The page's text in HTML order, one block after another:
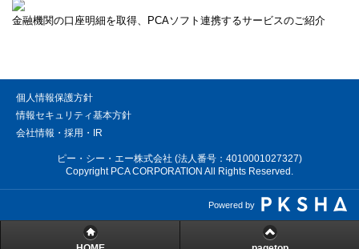
金融機関の口座明細を取得、PCAソフト連携するサービスのご紹介
個人情報保護方針
情報セキュリティ基本方針
会社情報・採用・IR
ピー・シー・エー株式会社 (法人番号：4010001027327)
Copyright PCA CORPORATION All Rights Reserved.
Powered by